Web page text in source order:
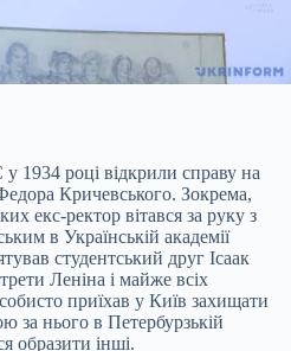
році відкрили справу на
Кричевського. Зокрема,
екс-ректор вітався за руку з
в Українській академії
студентський друг Ісаак
Леніна і майже всіх
приїхав у Київ захищати
за нього в Петербурзькій
образити інші.